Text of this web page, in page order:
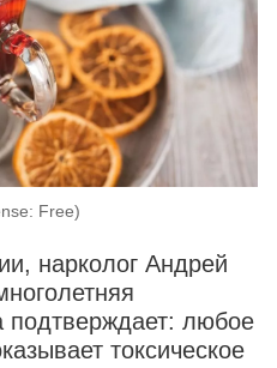
Free)
нарколог Андрей
подтверждает: любое
токсическое